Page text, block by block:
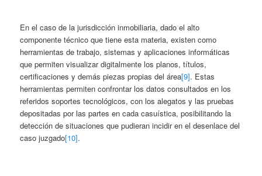
En el caso de la jurisdicción inmobiliaria, dado el alto
componente técnico que tiene esta materia, existen como
herramientas de trabajo, sistemas y aplicaciones informáticas
que permiten visualizar digitalmente los planos, títulos,
certificaciones y demás piezas propias del área[9]. Estas
herramientas permiten confrontar los datos consultados en los
referidos soportes tecnológicos, con los alegatos y las pruebas
depositadas por las partes en cada casuística, posibilitando la
detección de situaciones que pudieran incidir en el desenlace del
caso juzgado[10].